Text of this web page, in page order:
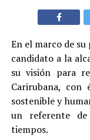
En el marco de
candidato a la
su visión para
Carirubana, con
sostenible y
un referente
tiempos.